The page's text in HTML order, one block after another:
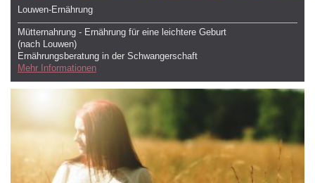
Louwen-Ernährung
Mütternahrung - Ernährung für eine leichtere Geburt
(nach Louwen)
Ernährungsberatung in der Schwangerschaft
Mehr Informationen